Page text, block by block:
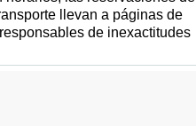
llevan a páginas de
de inexactitudes